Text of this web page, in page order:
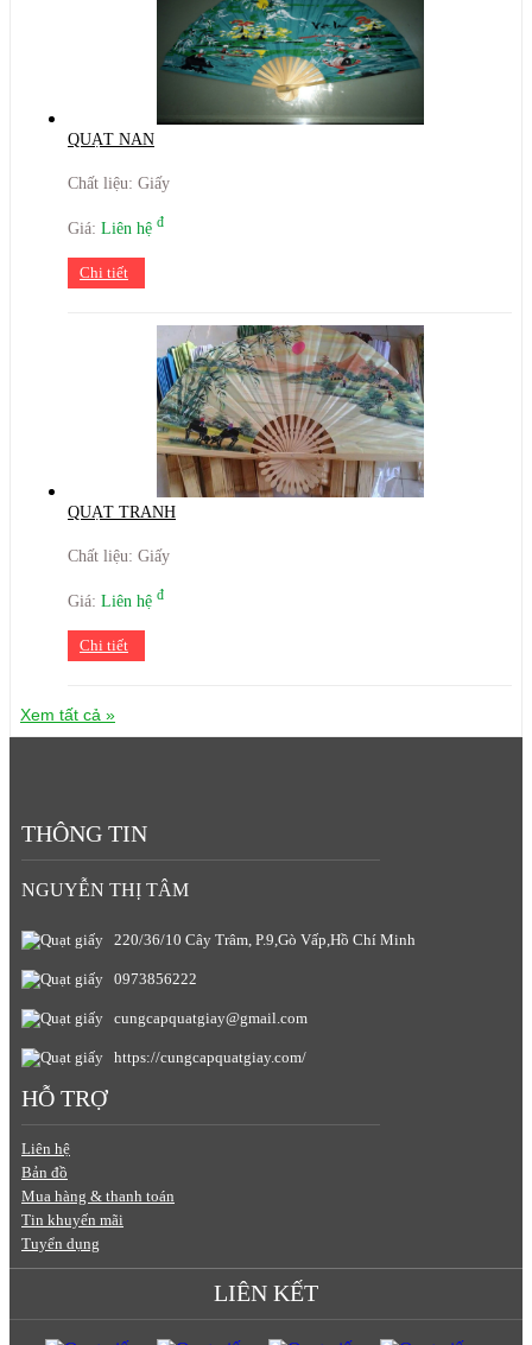
QUẠT NAN
Chất liệu: Giấy
Giá: Liên hệ đ
Chi tiết
QUẠT TRANH
Chất liệu: Giấy
Giá: Liên hệ đ
Chi tiết
Xem tất cả »
THÔNG TIN
NGUYỄN THỊ TÂM
220/36/10 Cây Trâm, P.9,Gò Vấp,Hồ Chí Minh
0973856222
cungcapquatgiay@gmail.com
https://cungcapquatgiay.com/
HỖ TRỢ
Liên hệ
Bản đồ
Mua hàng & thanh toán
Tin khuyến mãi
Tuyển dụng
LIÊN KẾT